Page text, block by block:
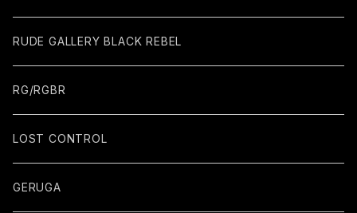
RUDE GALLERY BLACK REBEL
RG/RGBR
LOST CONTROL
GERUGA